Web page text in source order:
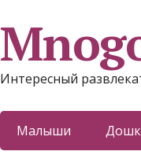
Интересный
Малыши